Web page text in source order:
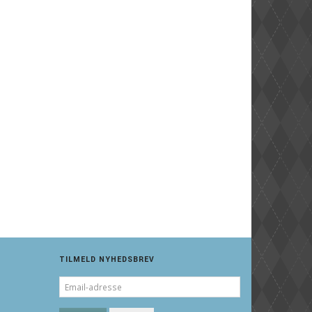
TILMELD NYHEDSBREV
EMAIL-
ADRESSE